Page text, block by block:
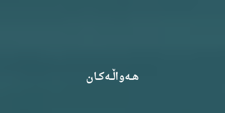
هـــەواڵـــەکـــان